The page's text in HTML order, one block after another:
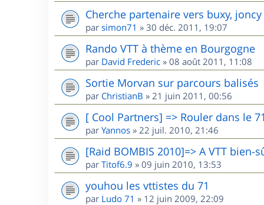
Cherche partenaire vers buxy,
par simon71 » 30 déc. 2011, 19:07
Rando VTT à thème en Bourgogne
par David Frederic » 08 août 2011, 11:08
Sortie Morvan sur parcours balisés
par ChristianB » 21 juin 2011, 00:56
[ Cool Partners] => Rouler dans le 71
par Yannos » 22 juil. 2010, 21:46
[Raid BOMBIS 2010]=> A VTT bien-
par Titof6.9 » 09 juin 2010, 13:53
youhou les vttistes du 71
par Ludo 71 » 12 juin 2009, 22:09